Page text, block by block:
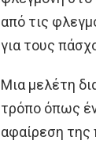
από τις
για τους
Μια μελέτη
τρόπο όπως
αφαίρεση της